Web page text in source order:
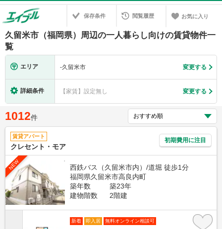
保存条件 閲覧履歴 お気に入り
久留米市（福岡県）周辺の一人暮らし向けの賃貸物件一
覧
エリア -久留米市 変更する
詳細条件 【家賃】設定無し 変更する
1012件
賃貸アパート
クレセント・モア
初期費用に注目
NEW
西鉄バス（久留米市内）/道堀 徒歩1分
福岡県久留米市高良内町
築年数
築23年
建物階数
2階建
新着 即入居 無料オンライン相談可